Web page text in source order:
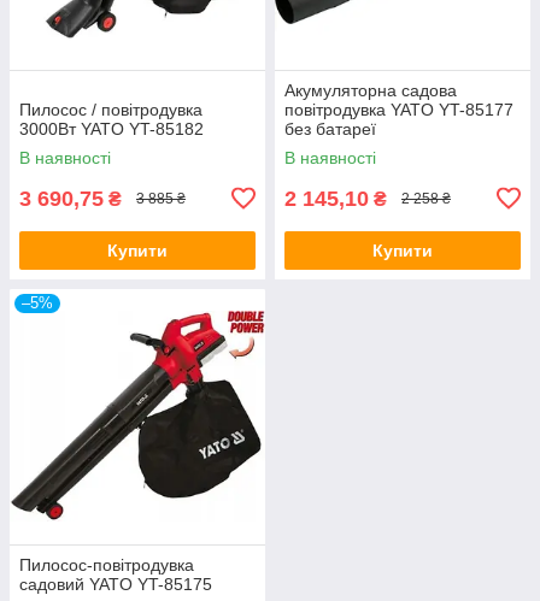
Пилосос / повітродувка
3000Вт YATO YT-85182
В наявності
3 690,75 ₴ 3 885 ₴
Купити
Акумуляторна садова
повітродувка YATO YT-85177
без батареї
В наявності
2 145,10 ₴ 2 258 ₴
Купити
–5%
Пилосос-повітродувка
садовий YATO YT-85175